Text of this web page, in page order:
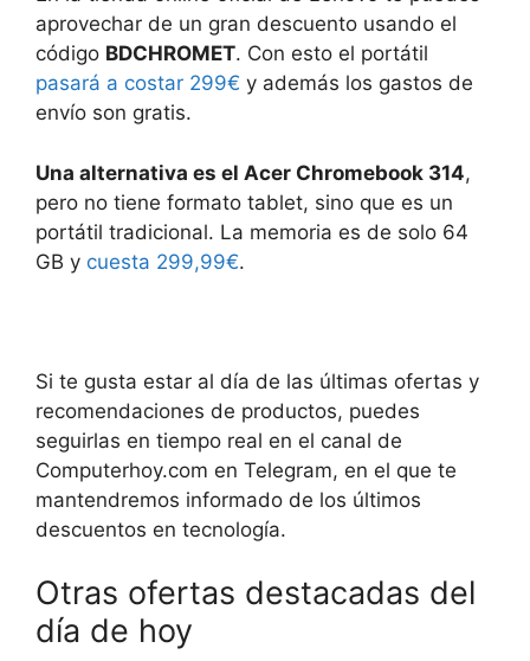
aprovechar de un gran descuento usando el
código BDCHROMET. Con esto el portátil
pasará a costar 299€ y además los gastos de
envío son gratis.
Una alternativa es el Acer Chromebook 314,
pero no tiene formato tablet, sino que es un
portátil tradicional. La memoria es de solo 64
GB y cuesta 299,99€.
Si te gusta estar al día de las últimas ofertas y
recomendaciones de productos, puedes
seguirlas en tiempo real en el canal de
Computerhoy.com en Telegram, en el que te
mantendremos informado de los últimos
descuentos en tecnología.
Otras ofertas destacadas del
día de hoy